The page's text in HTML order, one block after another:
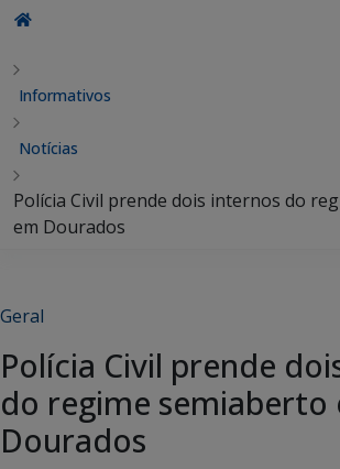
Informativos
Notícias
Polícia Civil prende dois internos do
em Dourados
Geral
Polícia Civil prende
do regime semiaberto
Dourados